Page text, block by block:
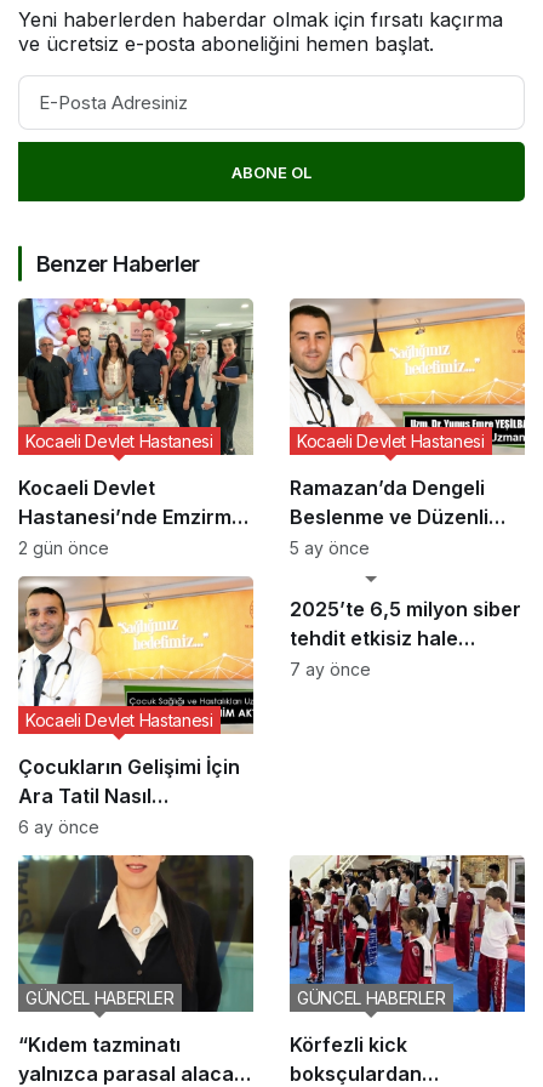
Yeni haberlerden haberdar olmak için fırsatı kaçırma
ve ücretsiz e-posta aboneliğini hemen başlat.
ABONE OL
Benzer Haberler
Kocaeli Devlet
Hastanesi’nde Emzirme
Haftası Etkinliği
Kocaeli Devlet Hastanesi
2 gün önce
Ramazan’da Dengeli
Beslenme ve Düzenli
Yaşam Vurgusu
Kocaeli Devlet Hastanesi
5 ay önce
Çocukların Gelişimi İçin
Ara Tatil Nasıl
Planlanmalı?
Kocaeli Devlet Hastanesi
6 ay önce
2025’te 6,5 milyon siber
tehdit etkisiz hale
getirildi
GÜNCEL HABERLER
7 ay önce
“Kıdem tazminatı
yalnızca parasal alacak
GÜNCEL HABERLER
Körfezli kick
boksçulardan
GÜNCEL HABERLER